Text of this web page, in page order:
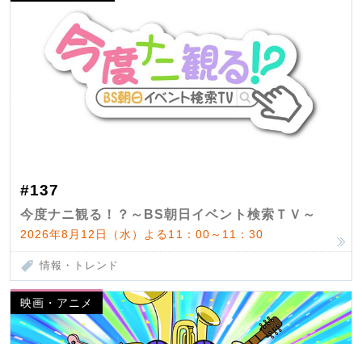
#137
今度ナニ観る！？～BS朝日イベント検索ＴＶ～
2026年8月12日（水）よる11：00～11：30
情報・トレンド
映画・アニメ